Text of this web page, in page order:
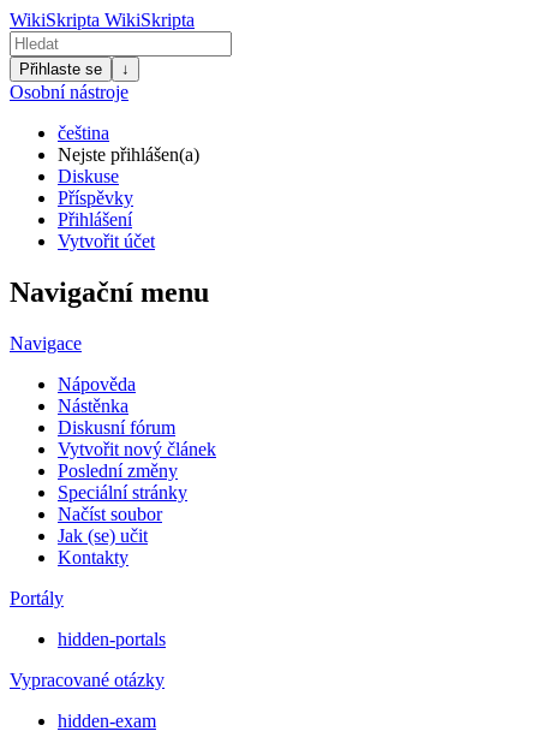
WikiSkripta WikiSkripta
Přihlaste se ↓
Osobní nástroje
čeština
Nejste přihlášen(a)
Diskuse
Příspěvky
Přihlášení
Vytvořit účet
Navigační menu
Navigace
Nápověda
Nástěnka
Diskusní fórum
Vytvořit nový článek
Poslední změny
Speciální stránky
Načíst soubor
Jak (se) učit
Kontakty
Portály
hidden-portals
Vypracované otázky
hidden-exam